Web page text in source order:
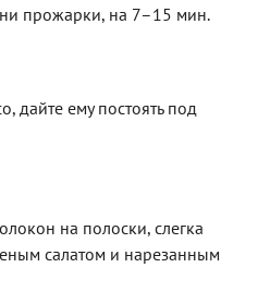
прожарки, на 7–15 мин.
дайте ему постоять под
на полоски, слегка
салатом и нарезанным